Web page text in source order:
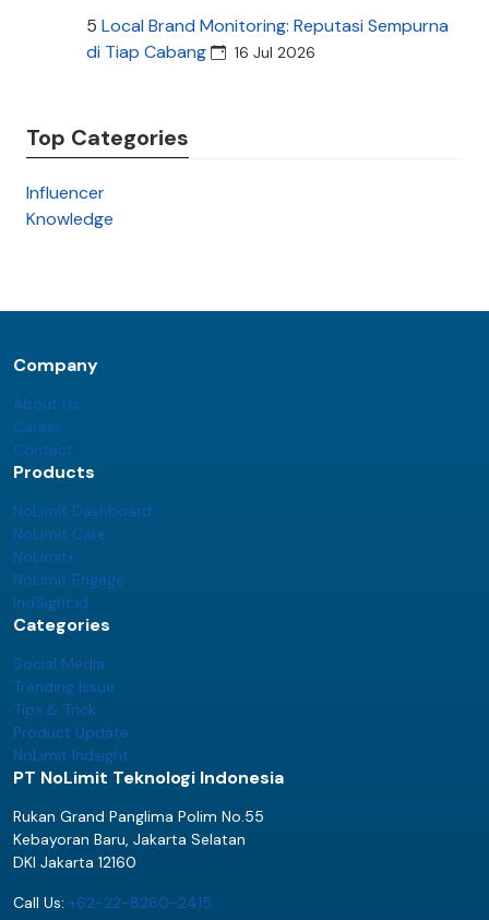
5 Local Brand Monitoring: Reputasi Sempurna
di Tiap Cabang
16 Jul 2026
Top Categories
Influencer
Knowledge
Company
About Us
Career
Contact
Products
NoLimit Dashboard
NoLimit Care
NoLimit+
NoLimit Engage
IndSight.id
Categories
Social Media
Trending Issue
Tips & Trick
Product Update
NoLimit Indsight
PT NoLimit Teknologi Indonesia
Rukan Grand Panglima Polim No.55
Kebayoran Baru, Jakarta Selatan
DKI Jakarta 12160
Call Us: +62-22-8260-2415